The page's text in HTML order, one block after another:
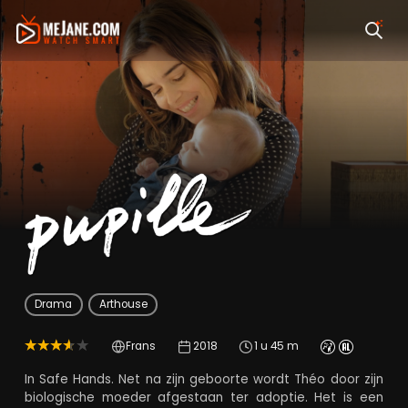
Pupille
Drama Arthouse
Frans 2018 1 u 45 m
In Safe Hands. Net na zijn geboorte wordt Théo door zijn
biologische moeder afgestaan ter adoptie. Het is een